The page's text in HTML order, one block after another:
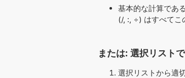
基本的な計算であ
(/, :, ÷) はすべてこ
または: 選択リスト
選択リストから適